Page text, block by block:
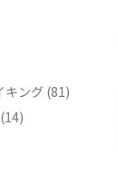
キング (81)
(14)